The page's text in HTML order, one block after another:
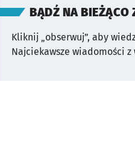
BĄDŹ NA BIEŻĄCO
Kliknij „obserwuj”, aby
Najciekawsze wiadomości z